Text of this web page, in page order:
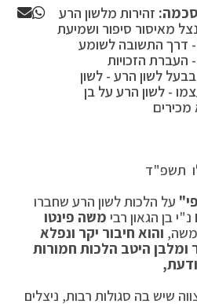
זהירות מלשון הרע
מאיסור סיפור ושמיעת
- דרך התשובה לשומע
העברת הזכויות
לשון הרע - לשון
- לשון הרע על בן
על הלכות לשון הרע שחברו
נ"י בן הגאון רבי משה פינטו
והוא חיבור יקר ונפלא
היטב הלכות חמורות
שיש בה סגולות רבות, ניצלים